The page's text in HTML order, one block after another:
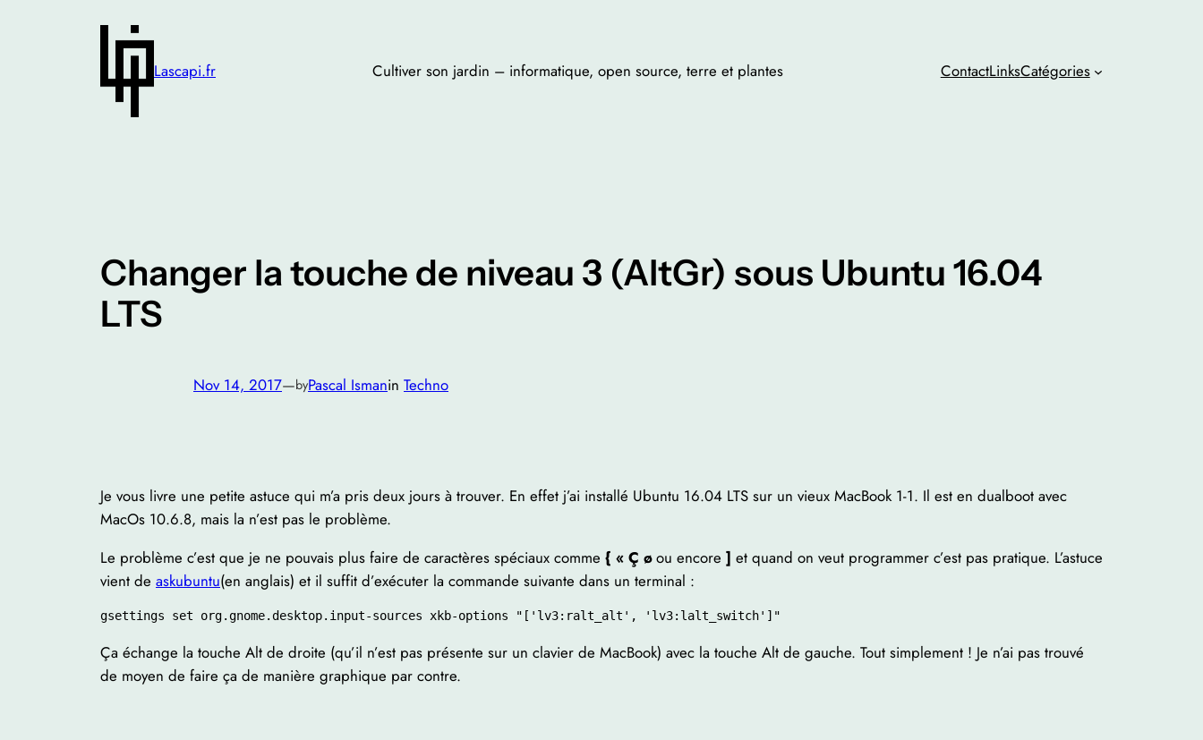
Lascapi.fr Cultiver son jardin – informatique, open source, terre et plantes ContactLinksCatégories
Changer la touche de niveau 3 (AltGr) sous Ubuntu 16.04
LTS
Nov 14, 2017—byPascal Ismanin Techno
Je vous livre une petite astuce qui m’a pris deux jours à trouver. En effet j’ai installé Ubuntu 16.04 LTS sur un vieux MacBook 1-1. Il est en dualboot avec
MacOs 10.6.8, mais la n’est pas le problème.
Le problème c’est que je ne pouvais plus faire de caractères spéciaux comme { « Ç øou encore ] et quand on veut programmer c’est pas pratique. L’astuce
vient de askubuntu(en anglais) et il suffit d’exécuter la commande suivante dans un terminal :
gsettings set org.gnome.desktop.input-sources xkb-options "['lv3:ralt_alt', 'lv3:lalt_switch']"
Ça échange la touche Alt de droite (qu’il n’est pas présente sur un clavier de MacBook) avec la touche Alt de gauche. Tout simplement ! Je n’ai pas trouvé
de moyen de faire ça de manière graphique par contre.